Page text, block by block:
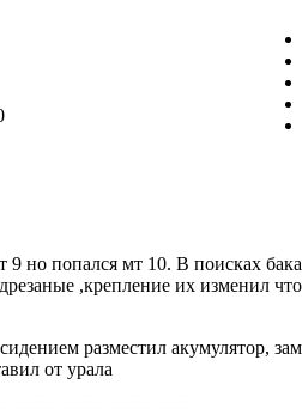
но попался мт 10. В поисках
,крепление их изменил
разместил акумулятор,
от урала